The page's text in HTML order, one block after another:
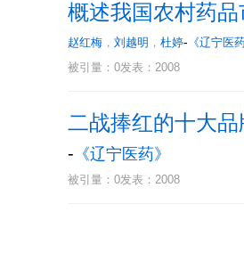
概述我国农村药
赵红梅 ， 刘越明 ， 杜婷- 《辽宁医
被引量：0发表：2008
二战捧红的十大品
- 《辽宁医药》
被引量：0发表：2008